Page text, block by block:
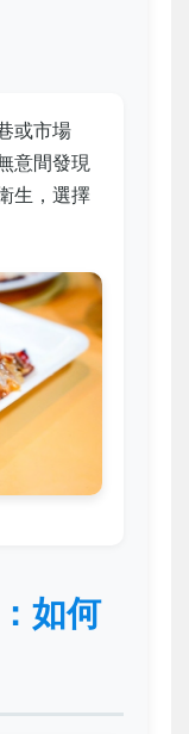
或市場
意間發現
生，選擇
如何